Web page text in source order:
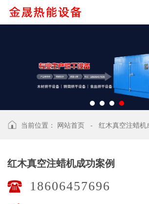
当前位置： 网站首页 - 红木真空注蜡机
红木真空注蜡机成功案例
18606457696